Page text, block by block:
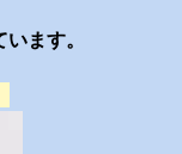
ます。